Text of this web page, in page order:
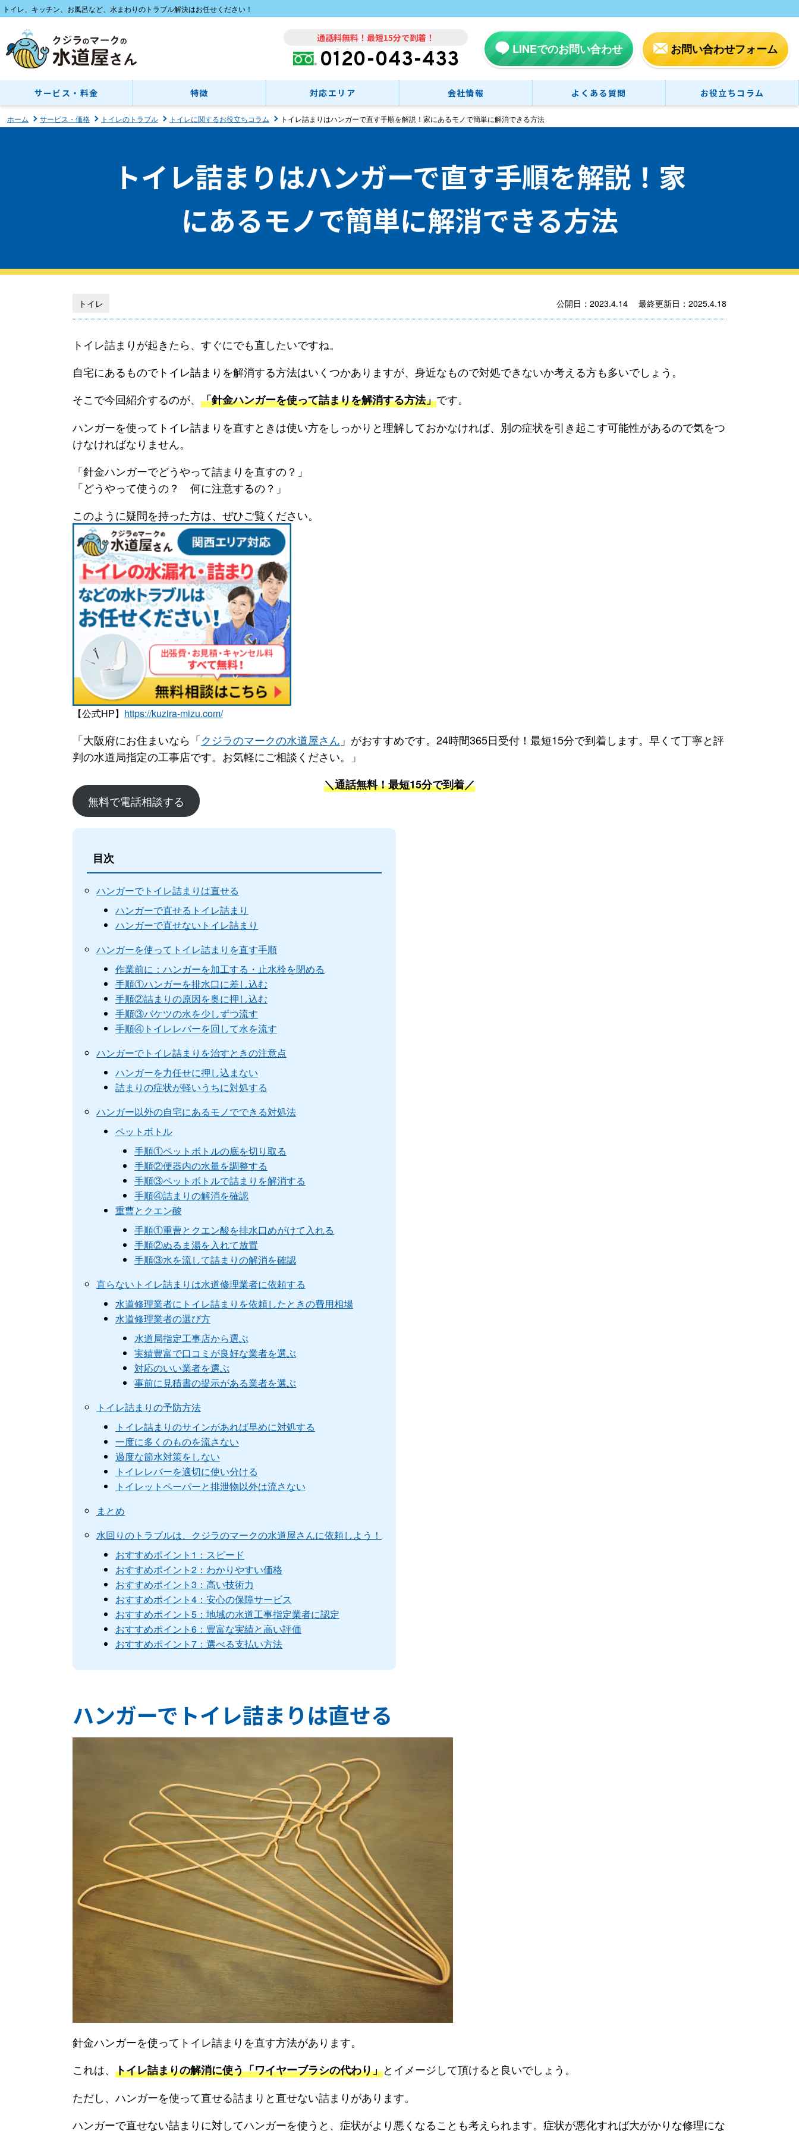
トイレ、キッチン、お風呂など、水まわりのトラブル解決はお任せください！
通話料無料！最短15分で到着！
0120-043-433 LINEでのお問い合わせ お問い合わせフォーム
サービス・料金 特徴 対応エリア 会社情報 よくある質問 お役立ちコラム
ホーム サービス・価格 トイレのトラブル トイレに関するお役立ちコラム トイレ詰まりはハンガーで直す手順を解説！家にあるモノで簡単に解消できる方法
トイレ詰まりはハンガーで直す手順を解説！家
にあるモノで簡単に解消できる方法
トイレ 公開日：2023.4.14 最終更新日：2025.4.18
トイレ詰まりが起きたら、すぐにでも直したいですね。
自宅にあるものでトイレ詰まりを解消する方法はいくつかありますが、身近なもので対処できないか考える方も多いでしょう。
そこで今回紹介するのが、 「針金ハンガーを使って詰まりを解消する方法」です。
ハンガーを使ってトイレ詰まりを直すときは使い方をしっかりと理解しておかなければ、別の症状を引き起こす可能性があるので気をつ
けなければなりません。
「針金ハンガーでどうやって詰まりを直すの？」
「どうやって使うの？ 何に注意するの？」
このように疑問を持った方は、ぜひご覧ください。
【公式HP】 https://kuzira-mizu.com/
「大阪府にお住まいなら「クジラのマークの水道屋さん 」がおすすめです。24時間365日受付！最短15分で到着します。早くて丁寧と評
判の水道局指定の工事店です。お気軽にご相談ください。」
＼通話無料！最短15分で到着／
無料で電話相談する
目次
ハンガーでトイレ詰まりは直せる
ハンガーで直せるトイレ詰まり
ハンガーで直せないトイレ詰まり
ハンガーを使ってトイレ詰まりを直す手順
作業前に：ハンガーを加工する・止水栓を閉める
手順①ハンガーを排水口に差し込む
手順②詰まりの原因を奥に押し込む
手順③バケツの水を少しずつ流す
手順④トイレレバーを回して水を流す
ハンガーでトイレ詰まりを治すときの注意点
ハンガーを力任せに押し込まない
詰まりの症状が軽いうちに対処する
ハンガー以外の自宅にあるモノでできる対処法
ペットボトル
手順①ペットボトルの底を切り取る
手順②便器内の水量を調整する
手順③ペットボトルで詰まりを解消する
手順④詰まりの解消を確認
重曹とクエン酸
手順①重曹とクエン酸を排水口めがけて入れる
手順②ぬるま湯を入れて放置
手順③水を流して詰まりの解消を確認
直らないトイレ詰まりは水道修理業者に依頼する
水道修理業者にトイレ詰まりを依頼したときの費用相場
水道修理業者の選び方
水道局指定工事店から選ぶ
実績豊富で口コミが良好な業者を選ぶ
対応のいい業者を選ぶ
事前に見積書の提示がある業者を選ぶ
トイレ詰まりの予防方法
トイレ詰まりのサインがあれば早めに対処する
一度に多くのものを流さない
過度な節水対策をしない
トイレレバーを適切に使い分ける
トイレットペーパーと排泄物以外は流さない
まとめ
水回りのトラブルは、クジラのマークの水道屋さんに依頼しよう！
おすすめポイント1：スピード
おすすめポイント2：わかりやすい価格
おすすめポイント3：高い技術力
おすすめポイント4：安心の保障サービス
おすすめポイント5：地域の水道工事指定業者に認定
おすすめポイント6：豊富な実績と高い評価
おすすめポイント7：選べる支払い方法
ハンガーでトイレ詰まりは直せる
針金ハンガーを使ってトイレ詰まりを直す方法があります。
これは、 トイレ詰まりの解消に使う「ワイヤーブラシの代わり」とイメージして頂けると良いでしょう。
ただし、ハンガーを使って直せる詰まりと直せない詰まりがあります。
ハンガーで直せない詰まりに対してハンガーを使うと、症状がより悪くなることも考えられます。症状が悪化すれば大がかりな修理にな